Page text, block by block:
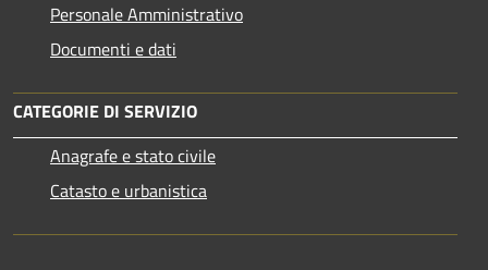
Personale Amministrativo
Documenti e dati
CATEGORIE DI SERVIZIO
Anagrafe e stato civile
Catasto e urbanistica